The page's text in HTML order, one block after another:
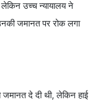
उच्च न्यायालय ने
जमानत पर रोक लगा
दे दी थी, लेकिन हाई